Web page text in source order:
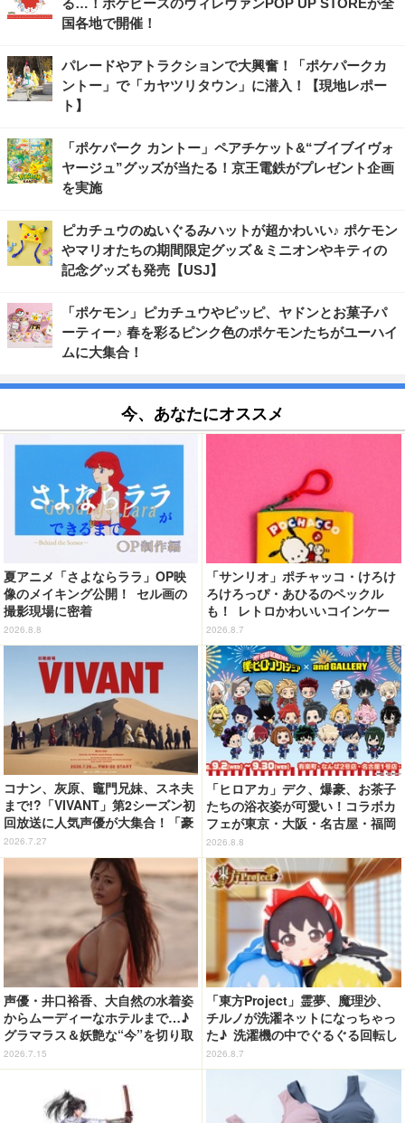
る…！ポケピースのヴィレヴァンPOP UP STOREが全
国各地で開催！
パレードやアトラクションで大興奮！「ポケパークカ
ントー」で「カヤツリタウン」に潜入！【現地レポー
ト】
「ポケパーク カントー」ペアチケット&“ブイブイヴォ
ヤージュ”グッズが当たる！京王電鉄がプレゼント企画
を実施
ピカチュウのぬいぐるみハットが超かわいい♪ ポケモン
やマリオたちの期間限定グッズ＆ミニオンやキティの
記念グッズも発売【USJ】
「ポケモン」ピカチュウやピッピ、ヤドンとお菓子パ
ーティー♪ 春を彩るピンク色のポケモンたちがユーハイ
ムに大集合！
今、あなたにオススメ
夏アニメ「さよならララ」OP映
像のメイキング公開！ セル画の
撮影現場に密着
2026.8.8
「サンリオ」ポチャッコ・けろけ
ろけろっぴ・あひるのペックル
も！ レトロかわいいコインケー
ス第2弾がカプセルトイに登場♪
2026.8.7
コナン、灰原、竈門兄妹、スネ夫
まで!?「VIVANT」第2シーズン初
回放送に人気声優が大集合！「豪
華すぎる」花江夏樹＆鬼頭明里＆
関智一＆高山みなみら出演
2026.7.27
「ヒロアカ」デク、爆豪、お茶子
たちの浴衣姿が可愛い！コラボカ
フェが東京・大阪・名古屋・福岡
で開催
2026.8.8
声優・井口裕香、大自然の水着姿
からムーディーなホテルまで…♪
グラマラス＆妖艶な“今”を切り取
り！3冊目写真集が発売中
2026.7.15
「東方Project」霊夢、魔理沙、
チルノが洗濯ネットになっちゃっ
た♪ 洗濯機の中でぐるぐる回転し
続ける姿を思わず眺めたくなっち
ゃう!?
2026.8.7